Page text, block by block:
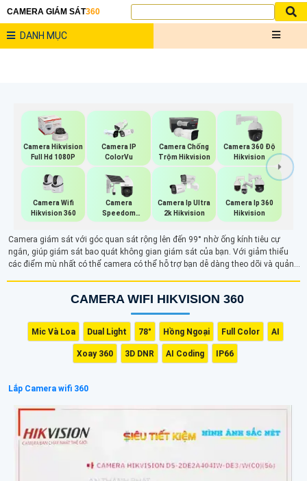
CAMERA GIÁM SÁT360
DANH MỤC
Camera Hikvision
Full Hd 1080P
Camera IP
ColorVu
Camera Chống
Trộm Hikvision
Camera 360 Độ
Hikvision
Camera Wifi
Hikvision 360
Camera
Speedom
Hikvision
Camera Ip Ultra
2k Hikvision
Camera Ip 360
Hikvision
Camera giám sát với góc quan sát rộng lên đến 99° nhờ ống kính tiêu cự
ngắn, giúp giám sát bao quát không gian giám sát của bạn. Với giảm thiểu
các điểm mù nhất có thể camera có thể hỗ trợ bạn dễ dàng theo dõi và quản
CAMERA WIFI HIKVISION 360
Mic Và Loa Dual Light 78° Hồng Ngoại Full Color AI
Xoay 360 3D DNR AI Coding IP66
Lắp Camera wifi 360